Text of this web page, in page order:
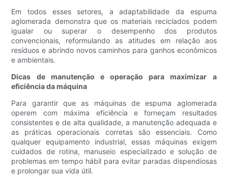
Em todos esses setores, a adaptabilidade da espuma
aglomerada demonstra que os materiais reciclados podem
igualar ou superar o desempenho dos produtos
convencionais, reformulando as atitudes em relação aos
resíduos e abrindo novos caminhos para ganhos econômicos
e ambientais.
Dicas de manutenção e operação para maximizar a
eficiência da máquina
Para garantir que as máquinas de espuma aglomerada
operem com máxima eficiência e forneçam resultados
consistentes e de alta qualidade, a manutenção adequada e
as práticas operacionais corretas são essenciais. Como
qualquer equipamento industrial, essas máquinas exigem
cuidados de rotina, manuseio especializado e solução de
problemas em tempo hábil para evitar paradas dispendiosas
e prolongar sua vida útil.